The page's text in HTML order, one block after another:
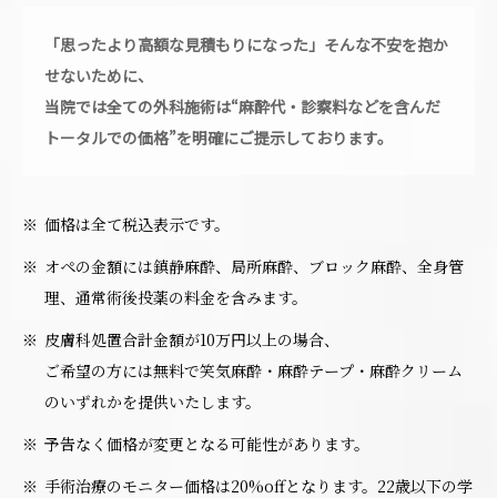
「思ったより高額な見積もりになった」そんな不安を抱か
せないために、
当院では全ての外科施術は“麻酔代・診察料などを含んだ
トータルでの価格”を明確にご提示しております。
価格は全て税込表示です。
オペの金額には鎮静麻酔、局所麻酔、ブロック麻酔、全身管
理、通常術後投薬の料金を含みます。
皮膚科処置合計金額が10万円以上の場合、
ご希望の方には無料で笑気麻酔・麻酔テープ・麻酔クリーム
のいずれかを提供いたします。
予告なく価格が変更となる可能性があります。
手術治療のモニター価格は20%offとなります。22歳以下の学